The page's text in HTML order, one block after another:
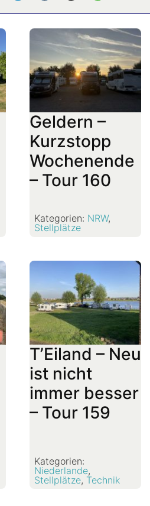
Geldern –
Kurzstopp
Wochenende
– Tour 160
Kategorien: NRW,
Stellplätze
T’Eiland – Neu
ist nicht
immer besser
– Tour 159
Kategorien:
Niederlande,
Stellplätze, Technik